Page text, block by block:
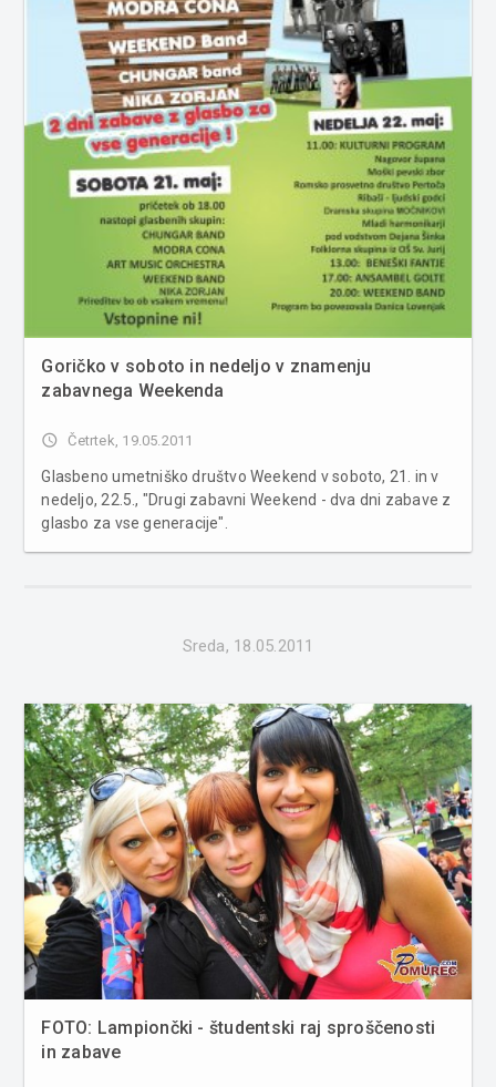
Goričko v soboto in nedeljo v znamenju
zabavnega Weekenda
access_time Četrtek, 19.05.2011
Glasbeno umetniško društvo Weekend v soboto, 21. in v
nedeljo, 22.5., "Drugi zabavni Weekend - dva dni zabave z
glasbo za vse generacije".
Sreda, 18.05.2011
FOTO: Lampiončki - študentski raj sproščenosti
in zabave